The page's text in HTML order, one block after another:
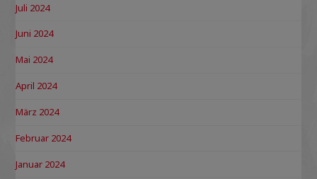
Juli 2024
Juni 2024
Mai 2024
April 2024
März 2024
Februar 2024
Januar 2024